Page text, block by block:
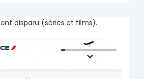
disparu (séries et films).